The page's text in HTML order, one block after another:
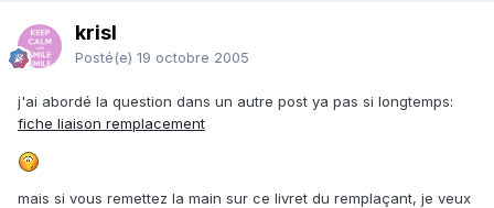
krisl
Posté(e) 19 octobre 2005
j'ai abordé la question dans un autre post ya pas si longtemps:
fiche liaison remplacement
mais si vous remettez la main sur ce livret du remplaçant, je veux